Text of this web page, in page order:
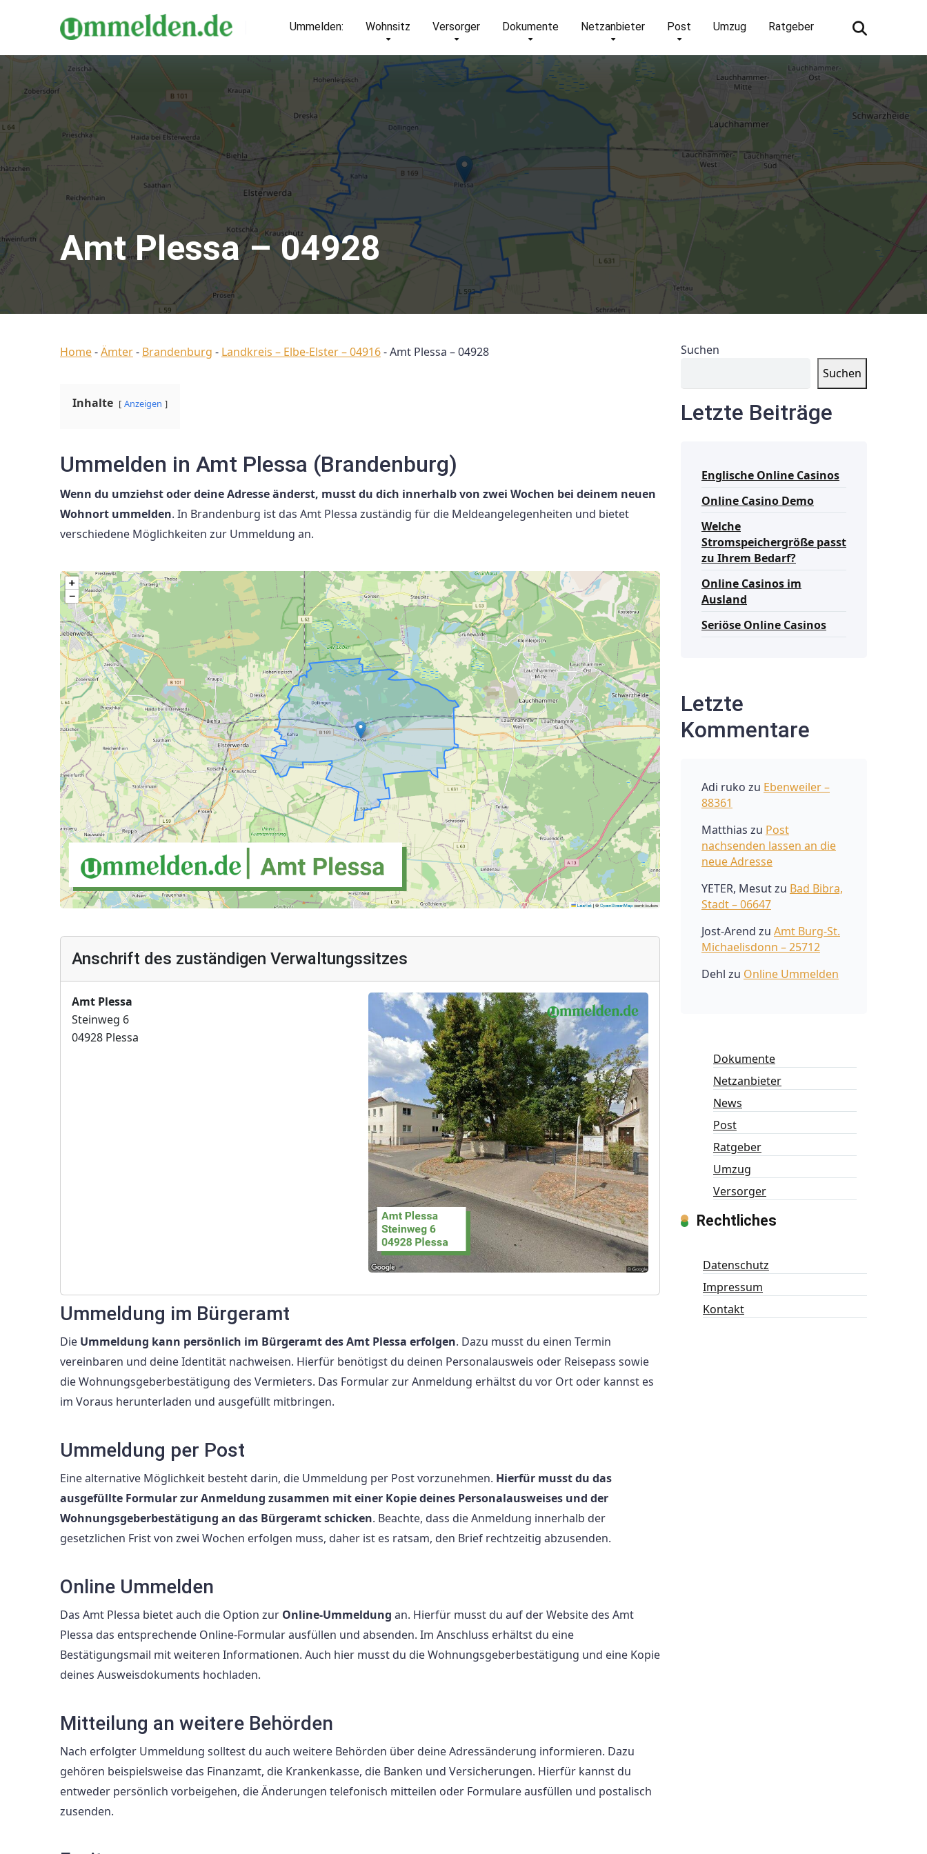
Ummelden: Wohnsitz Versorger Dokumente Netzanbieter Post Umzug Ratgeber
Amt Plessa – 04928
Home-Ämter- Brandenburg - Landkreis – Elbe-Elster – 04916-Amt Plessa – 04928
Inhalte Anzeigen
Ummelden in Amt Plessa (Brandenburg)
Wenn du umziehst oder deine Adresse änderst, musst du dich innerhalb von zwei Wochen bei deinem neuen
Wohnort ummelden. In Brandenburg ist das Amt Plessa zuständig für die Meldeangelegenheiten und bietet
verschiedene Möglichkeiten zur Ummeldung an.
Anschrift des zuständigen Verwaltungssitzes
Amt Plessa
Steinweg 6
04928 Plessa
Ummeldung im Bürgeramt
Die Ummeldung kann persönlich im Bürgeramt des Amt Plessa erfolgen. Dazu musst du einen Termin
vereinbaren und deine Identität nachweisen. Hierfür benötigst du deinen Personalausweis oder Reisepass sowie
die Wohnungsgeberbestätigung des Vermieters. Das Formular zur Anmeldung erhältst du vor Ort oder kannst es
im Voraus herunterladen und ausgefüllt mitbringen.
Ummeldung per Post
Eine alternative Möglichkeit besteht darin, die Ummeldung per Post vorzunehmen. Hierfür musst du das
ausgefüllte Formular zur Anmeldung zusammen mit einer Kopie deines Personalausweises und der
Wohnungsgeberbestätigung an das Bürgeramt schicken. Beachte, dass die Anmeldung innerhalb der
gesetzlichen Frist von zwei Wochen erfolgen muss, daher ist es ratsam, den Brief rechtzeitig abzusenden.
Online Ummelden
Das Amt Plessa bietet auch die Option zur Online-Ummeldung an. Hierfür musst du auf der Website des Amt
Plessa das entsprechende Online-Formular ausfüllen und absenden. Im Anschluss erhältst du eine
Bestätigungsmail mit weiteren Informationen. Auch hier musst du die Wohnungsgeberbestätigung und eine Kopie
deines Ausweisdokuments hochladen.
Mitteilung an weitere Behörden
Nach erfolgter Ummeldung solltest du auch weitere Behörden über deine Adressänderung informieren. Dazu
gehören beispielsweise das Finanzamt, die Krankenkasse, die Banken und Versicherungen. Hierfür kannst du
entweder persönlich vorbeigehen, die Änderungen telefonisch mitteilen oder Formulare ausfüllen und postalisch
zusenden.
Suchen
Suchen
Letzte Beiträge
Englische Online Casinos
Online Casino Demo
Welche
Stromspeichergröße passt
zu Ihrem Bedarf?
Online Casinos im
Ausland
Seriöse Online Casinos
Letzte
Kommentare
Adi ruko zu Ebenweiler –
88361
Matthias zu Post
nachsenden lassen an die
neue Adresse
YETER, Mesutzu Bad Bibra,
Stadt – 06647
Jost-Arend zu Amt Burg-St.
Michaelisdonn – 25712
Dehl zu Online Ummelden
Dokumente
Netzanbieter
News
Post
Ratgeber
Umzug
Versorger
Rechtliches
Datenschutz
Impressum
Kontakt